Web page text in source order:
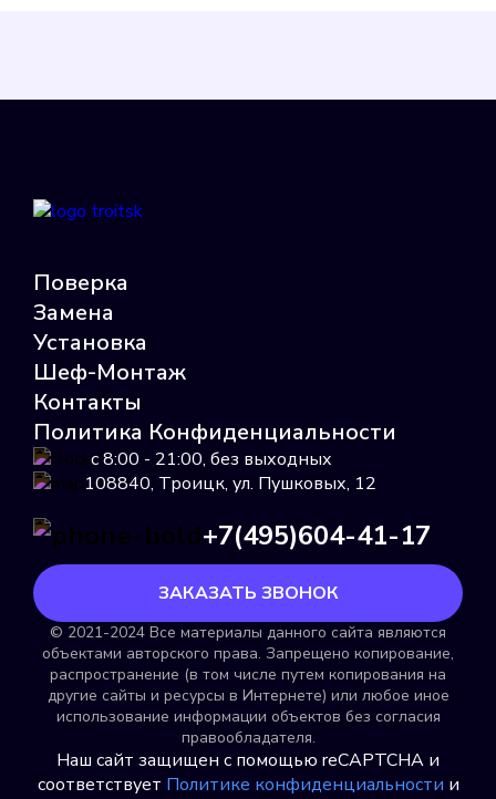
Подробнее
Выбрать
Пульсар
Подробнее
Выбрать
Поверка
Замена
Установка
Шеф-Монтаж
Контакты
Политика Конфиденциальности
с 8:00 - 21:00, без выходных
108840, Троицк, ул. Пушковых, 12
+7(495)604-41-17
ЗАКАЗАТЬ ЗВОНОК
© 2021-2024 Все материалы данного сайта являются
объектами авторского права. Запрещено копирование,
распространение (в том числе путем копирования на
другие сайты и ресурсы в Интернете) или любое иное
использование информации объектов без согласия
правообладателя.
Наш сайт защищен с помощью reCAPTCHA и
соответствует Политике конфиденциальности и